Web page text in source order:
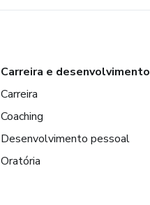
Carreira e
Carreira
Coaching
Desenvolvimento pessoal
Oratória